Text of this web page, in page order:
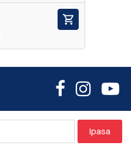
Ipasa